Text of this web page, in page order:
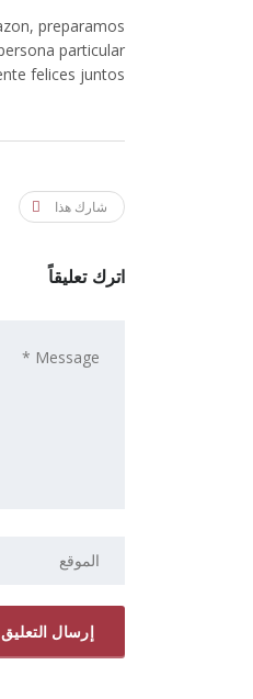
preparamos
particular
felices juntos.
شارك هذا
اترك تعليقاً